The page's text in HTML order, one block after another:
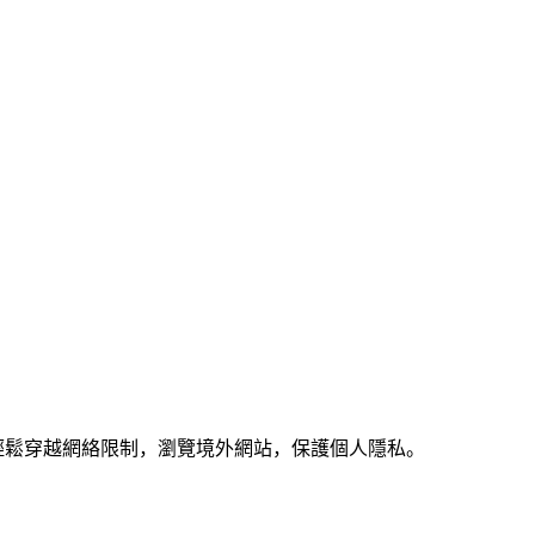
穿越網絡限制，瀏覽境外網站，保護個人隱私。